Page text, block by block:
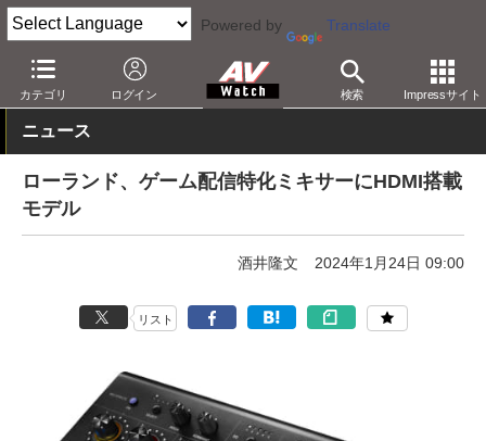
Powered by Translate
カテゴリ ログイン 検索 Impressサイト
AV Watch 製品 配信機器
ニュース
ローランド、ゲーム配信特化ミキサーにHDMI搭載
モデル
酒井隆文 2024年1月24日 09:00
リスト